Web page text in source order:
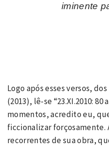
iminente
Logo após esses versos,
(2013), lê-se “23.XI.2010:
momentos, acredito eu,
ficcionalizar forçosamente.
recorrentes de sua obra,